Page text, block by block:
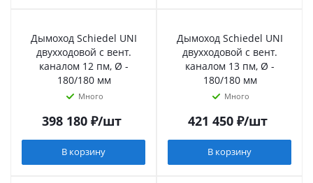
Дымоход Schiedel UNI
двухходовой с вент.
каналом 12 пм, Ø -
180/180 мм
Много
398 180₽/шт
В корзину
Дымоход Schiedel UNI
двухходовой с вент.
каналом 13 пм, Ø -
180/180 мм
Много
421 450₽/шт
В корзину